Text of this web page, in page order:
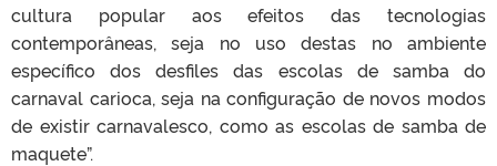
cultura popular aos efeitos das tecnologias
contemporâneas, seja no uso destas no ambiente
específico dos desfiles das escolas de samba do
carnaval carioca, seja na configuração de novos modos
de existir carnavalesco, como as escolas de samba de
maquete”.